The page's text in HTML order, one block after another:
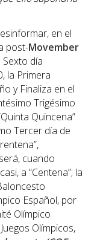
en el
post-Movember
día
la Primera
y Finaliza en el
Trigésimo
Quincena”
Tercer día de
cuando
a “Centena”; la
Español, por
Olímpico
Olímpicos,